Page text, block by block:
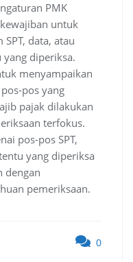
PMK
untuk
data, atau
diperiksa.
menyampaikan
pos yang
pajak dilakukan
terfokus.
pos-pos SPT,
yang diperiksa
dengan
pemeriksaan.
0